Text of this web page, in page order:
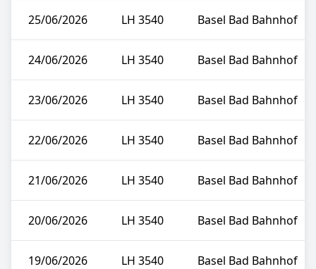
25/06/2026 LH 3540 Basel Bad Bahnhof
24/06/2026 LH 3540 Basel Bad Bahnhof
23/06/2026 LH 3540 Basel Bad Bahnhof
22/06/2026 LH 3540 Basel Bad Bahnhof
21/06/2026 LH 3540 Basel Bad Bahnhof
20/06/2026 LH 3540 Basel Bad Bahnhof
19/06/2026 LH 3540 Basel Bad Bahnhof